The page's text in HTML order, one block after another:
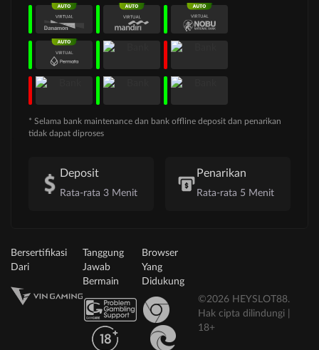
* Selama bank maintenance dan bank offline deposit dan penarikan
tidak dapat diproses
Deposit
Rata-rata 3 Menit
Penarikan
Rata-rata 5 Menit
Bersertifikasi
Dari
Tanggung
Jawab
Bermain
Browser
Yang
Didukung
©2026 HEYSLOT88.
Hak cipta dilindungi |
18+